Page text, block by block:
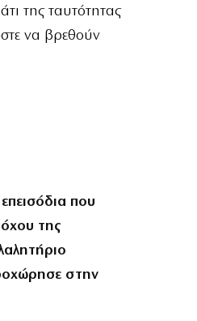
της ταυτότητας
να βρεθούν
που
της
στην